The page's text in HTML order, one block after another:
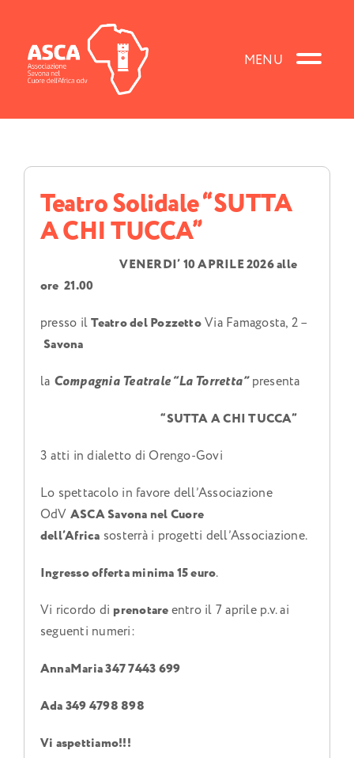
contenuto
Teatro Solidale “SUTTA
A CHI TUCCA”
VENERDI’ 10 APRILE 2026 alle
ore 21.00
presso ilTeatro del PozzettoVia Famagosta, 2 –
Savona
la Compagnia Teatrale “La Torretta” presenta
“SUTTA A CHI TUCCA”
3 atti in dialetto di Orengo-Govi
Lo spettacolo in favore dell’Associazione
OdV ASCA Savona nel Cuore
dell’Africa sosterrà i progetti dell’Associazione.
Ingresso offerta minima 15 euro.
Vi ricordo di prenotareentro il 7 aprile p.v. ai
seguenti numeri:
AnnaMaria 347 7443 699
Ada 349 4798 898
Vi aspettiamo!!!